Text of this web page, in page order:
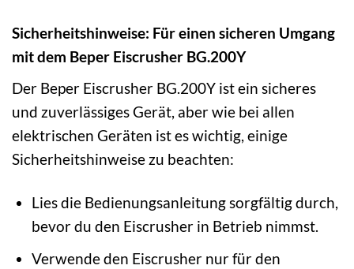
Sicherheitshinweise: Für einen sicheren Umgang
mit dem Beper Eiscrusher BG.200Y
Der Beper Eiscrusher BG.200Y ist ein sicheres
und zuverlässiges Gerät, aber wie bei allen
elektrischen Geräten ist es wichtig, einige
Sicherheitshinweise zu beachten:
Lies die Bedienungsanleitung sorgfältig durch,
bevor du den Eiscrusher in Betrieb nimmst.
Verwende den Eiscrusher nur für den